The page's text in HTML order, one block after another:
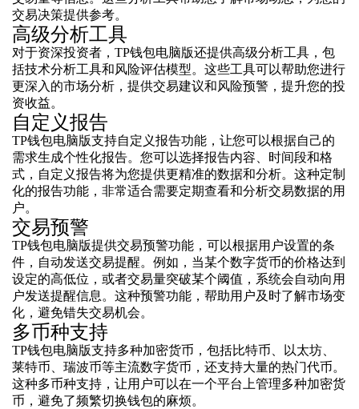
交易决策提供参考。
高级分析工具
对于资深投资者，TP钱包电脑版还提供高级分析工具，包
括技术分析工具和风险评估模型。这些工具可以帮助您进行
更深入的市场分析，提供交易建议和风险预警，提升您的投
资收益。
自定义报告
TP钱包电脑版支持自定义报告功能，让您可以根据自己的
需求生成个性化报告。您可以选择报告内容、时间段和格
式，自定义报告将为您提供更精准的数据和分析。这种定制
化的报告功能，非常适合需要定期查看和分析交易数据的用
户。
交易预警
TP钱包电脑版提供交易预警功能，可以根据用户设置的条
件，自动发送交易提醒。例如，当某个数字货币的价格达到
设定的高低位，或者交易量突破某个阈值，系统会自动向用
户发送提醒信息。这种预警功能，帮助用户及时了解市场变
化，避免错失交易机会。
多币种支持
TP钱包电脑版支持多种加密货币，包括比特币、以太坊、
莱特币、瑞波币等主流数字货币，还支持大量的热门代币。
这种多币种支持，让用户可以在一个平台上管理多种加密货
币，避免了频繁切换钱包的麻烦。